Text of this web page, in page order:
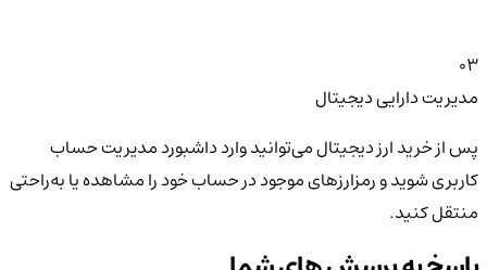
03
مدیریت دارایی دیجیتال
پس از خرید ارز دیجیتال می‌توانید وارد داشبورد مدیریت حساب
کاربری شوید و رمزارزهای موجود در حساب خود را مشاهده یا به‌راحتی
منتقل کنید.